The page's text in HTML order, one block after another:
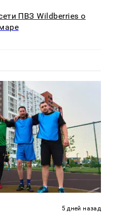
ПВЗ Wildberries о
5 дней назад